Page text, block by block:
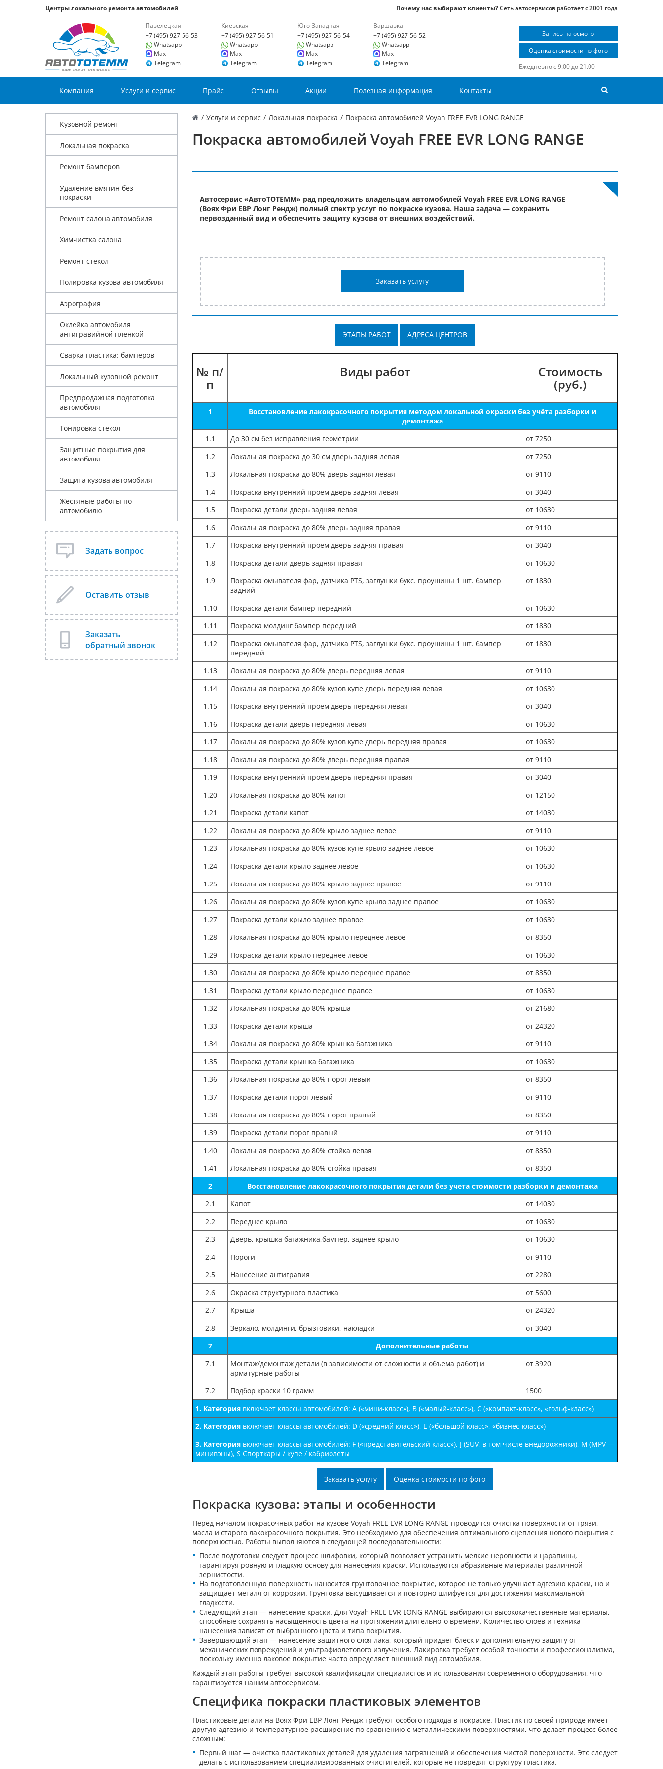
Центры локального ремонта автомобилей Почему нас выбирают клиенты?Сеть автосервисов работает с 2001 года
Павелецкая
+7 (495) 927-56-53
Whatsapp
Max
Telegram
Киевская
+7 (495) 927-56-51
Whatsapp
Max
Telegram
Юго-Западная
+7 (495) 927-56-54
Whatsapp
Max
Telegram
Варшавка
+7 (495) 927-56-52
Whatsapp
Max
Telegram
Запись на осмотр
Оценка стоимости по фото
Ежедневно с 9.00 до 21.00
Компания Услуги и сервис Прайс Отзывы Акции Полезная информация Контакты
/ Услуги и сервис / Локальная покраска / Покраска автомобилей Voyah FREE EVR LONG RANGE
Покраска автомобилей Voyah FREE EVR LONG RANGE
Кузовной ремонт
Локальная покраска
Ремонт бамперов
Удаление вмятин без
покраски
Ремонт салона автомобиля
Химчистка салона
Ремонт стекол
Полировка кузова автомобиля
Аэрография
Оклейка автомобиля
антигравийной пленкой
Сварка пластика: бамперов
Локальный кузовной ремонт
Предпродажная подготовка
автомобиля
Тонировка стекол
Защитные покрытия для
автомобиля
Защита кузова автомобиля
Жестяные работы по
автомобилю
Задать вопрос
Оставить отзыв
Заказать
обратный звонок
Автосервис «АвтоТОТЕММ» рад предложить владельцам автомобилей Voyah FREE EVR LONG RANGE
(Воях Фри ЕВР Лонг Рендж) полный спектр услуг по покраскекузова. Наша задача — сохранить
первозданный вид и обеспечить защиту кузова от внешних воздействий.
Заказать услугу
ЭТАПЫ РАБОТ АДРЕСА ЦЕНТРОВ
№ п/
п
Виды работ Стоимость
(руб.)
1
Восстановление лакокрасочного покрытия методом локальной окраски без учёта разборки и
демонтажа
1.1
До 30 см без исправления геометрии
от 7250
1.2
Локальная покраска до 30 см дверь задняя левая
от 7250
1.3
Локальная покраска до 80% дверь задняя левая
от 9110
1.4
Покраска внутренний проем дверь задняя левая
от 3040
1.5
Покраска детали дверь задняя левая
от 10630
1.6
Локальная покраска до 80% дверь задняя правая
от 9110
1.7
Покраска внутренний проем дверь задняя правая
от 3040
1.8
Покраска детали дверь задняя правая
от 10630
1.9
Покраска омывателя фар, датчика PTS, заглушки букс. проушины 1 шт. бампер
задний
от 1830
1.10 Покраска детали бампер передний
от 10630
1.11
Покраска молдинг бампер передний
от 1830
1.12
Покраска омывателя фар, датчика PTS, заглушки букс. проушины 1 шт. бампер
передний
от 1830
1.13 Локальная покраска до 80% дверь передняя левая
от 9110
1.14
Локальная покраска до 80% кузов купе дверь передняя левая
от 10630
1.15
Покраска внутренний проем дверь передняя левая
от 3040
1.16
Покраска детали дверь передняя левая
от 10630
1.17
Локальная покраска до 80% кузов купе дверь передняя правая
от 10630
1.18
Локальная покраска до 80% дверь передняя правая
от 9110
1.19
Покраска внутренний проем дверь передняя правая
от 3040
1.20
Локальная покраска до 80% капот
от 12150
1.21
Покраска детали капот
от 14030
1.22
Локальная покраска до 80% крыло заднее левое
от 9110
1.23
Локальная покраска до 80% кузов купе крыло заднее левое
от 10630
1.24
Покраска детали крыло заднее левое
от 10630
1.25
Локальная покраска до 80% крыло заднее правое
от 9110
1.26
Локальная покраска до 80% кузов купе крыло заднее правое
от 10630
1.27
Покраска детали крыло заднее правое
от 10630
1.28
Локальная покраска до 80% крыло переднее левое
от 8350
1.29
Покраска детали крыло переднее левое
от 10630
1.30
Локальная покраска до 80% крыло переднее правое
от 8350
1.31
Покраска детали крыло переднее правое
от 10630
1.32
Локальная покраска до 80% крыша
от 21680
1.33
Покраска детали крыша
от 24320
1.34
Локальная покраска до 80% крышка багажника
от 9110
1.35
Покраска детали крышка багажника
от 10630
1.36
Локальная покраска до 80% порог левый
от 8350
1.37
Покраска детали порог левый
от 9110
1.38
Локальная покраска до 80% порог правый
от 8350
1.39
Покраска детали порог правый
от 9110
1.40
Локальная покраска до 80% стойка левая
от 8350
1.41
Локальная покраска до 80% стойка правая
от 8350
2
Восстановление лакокрасочного покрытия детали без учета стоимости разборки и демонтажа
2.1
Капот
от 14030
2.2
Переднее крыло
от 10630
2.3
Дверь, крышка багажника,бампер, заднее крыло
от 10630
2.4
Пороги
от 9110
2.5
Нанесение антигравия
от 2280
2.6
Окраска структурного пластика
от 5600
2.7
Крыша
от 24320
2.8
Зеркало, молдинги, брызговики, накладки
от 3040
7
Дополнительные работы
7.1
Монтаж/демонтаж детали (в зависимости от сложности и объема работ) и
арматурные работы
от 3920
7.2 Подбор краски 10 грамм
1500
1. Категориявключает классы автомобилей: А («мини-класс»), B («малый-класс»), С («компакт-класс», «гольф-класс»)
2. Категориявключает классы автомобилей: D («средний класс»), E («большой класс», «бизнес-класс»)
3. Категориявключает классы автомобилей: F («представительский класс»), J (SUV, в том числе внедорожники), М (MPV —
минивэны), S Спорткары / купе / кабриолеты
Заказать услугу Оценка стоимости по фото
Покраска кузова: этапы и особенности
Перед началом покрасочных работ на кузове Voyah FREE EVR LONG RANGE проводится очистка поверхности от грязи,
масла и старого лакокрасочного покрытия. Это необходимо для обеспечения оптимального сцепления нового покрытия с
поверхностью. Работы выполняются в следующей последовательности:
После подготовки следует процесс шлифовки, который позволяет устранить мелкие неровности и царапины,
гарантируя ровную и гладкую основу для нанесения краски. Используются абразивные материалы различной
зернистости.
На подготовленную поверхность наносится грунтовочное покрытие, которое не только улучшает адгезию краски, но и
защищает металл от коррозии. Грунтовка высушивается и повторно шлифуется для достижения максимальной
гладкости.
Следующий этап — нанесение краски. Для Voyah FREE EVR LONG RANGE выбираются высококачественные материалы,
способные сохранять насыщенность цвета на протяжении длительного времени. Количество слоев и техника
нанесения зависят от выбранного цвета и типа покрытия.
Завершающий этап — нанесение защитного слоя лака, который придает блеск и дополнительную защиту от
механических повреждений и ультрафиолетового излучения. Лакировка требует особой точности и профессионализма,
поскольку именно лаковое покрытие часто определяет внешний вид автомобиля.
Каждый этап работы требует высокой квалификации специалистов и использования современного оборудования, что
гарантируется нашим автосервисом.
Специфика покраски пластиковых элементов
Пластиковые детали на Воях Фри ЕВР Лонг Рендж требуют особого подхода в покраске. Пластик по своей природе имеет
другую адгезию и температурное расширение по сравнению с металлическими поверхностями, что делает процесс более
сложным:
Первый шаг — очистка пластиковых деталей для удаления загрязнений и обеспечения чистой поверхности. Это следует
делать с использованием специализированных очистителей, которые не повредят структуру пластика.